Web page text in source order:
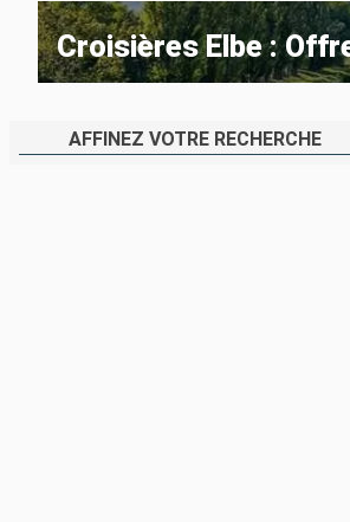
Croisières Elbe :
AFFINEZ VOTRE RECHERCHE